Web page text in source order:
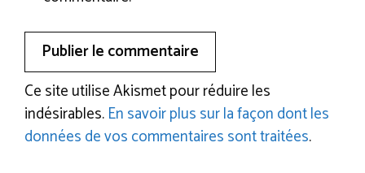
Ce site utilise Akismet pour réduire les
indésirables.En savoir plus sur la façon dont les
données de vos commentaires sont traitées.